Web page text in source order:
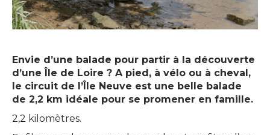
Envie d’une balade pour partir à la découverte
d’une Île de Loire ? A pied, à vélo ou à cheval,
le circuit de l’Île Neuve est une belle balade
de 2,2 km idéale pour se promener en famille.
2,2 kilomètres.